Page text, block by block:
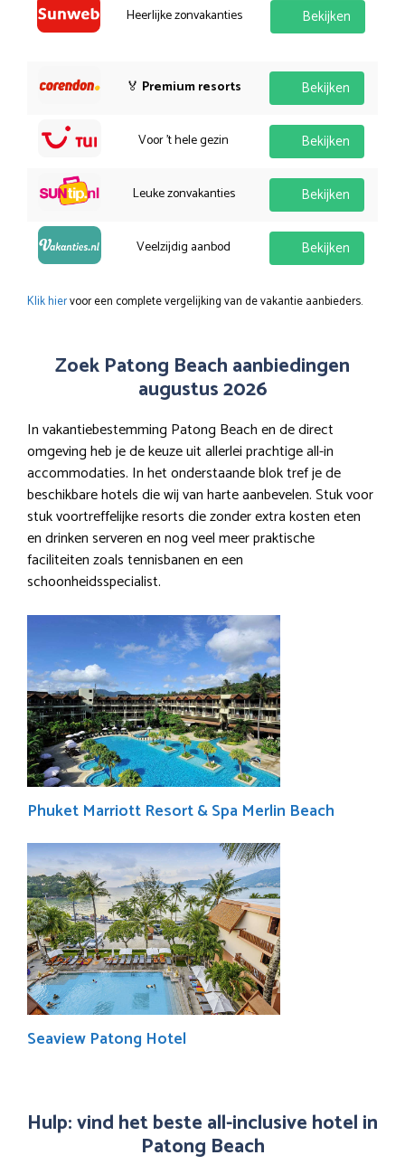
Heerlijke zonvakanties Bekijken
🏅 Premium resorts Bekijken
Voor 't hele gezin Bekijken
Leuke zonvakanties Bekijken
Veelzijdig aanbod Bekijken
Klik hiervoor een complete vergelijking van de vakantie aanbieders.
Zoek Patong Beach aanbiedingen
augustus 2026
In vakantiebestemming Patong Beach en de direct
omgeving heb je de keuze uit allerlei prachtige all-in
accommodaties. In het onderstaande blok tref je de
beschikbare hotels die wij van harte aanbevelen. Stuk voor
stuk voortreffelijke resorts die zonder extra kosten eten
en drinken serveren en nog veel meer praktische
faciliteiten zoals tennisbanen en een
schoonheidsspecialist.
Phuket Marriott Resort & Spa Merlin Beach
Seaview Patong Hotel
Hulp: vind het beste all-inclusive hotel in
Patong Beach